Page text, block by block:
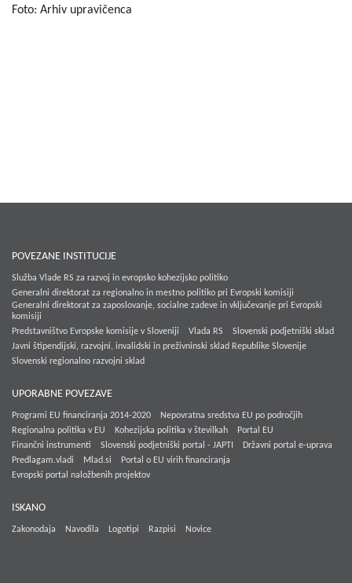
Foto: Arhiv upravičenca
POVEZANE INSTITUCIJE
Služba Vlade RS za razvoj in evropsko kohezijsko politiko
Generalni direktorat za regionalno in mestno politiko pri Evropski komisiji
Generalni direktorat za zaposlovanje, socialne zadeve in vključevanje pri Evropski
komisiji
Predstavništvo Evropske komisije v Sloveniji
Vlada RS
Slovenski podjetniški sklad
Javni štipendijski, razvojni, invalidski in preživninski sklad Republike Slovenije
Slovenski regionalno razvojni sklad
UPORABNE POVEZAVE
Programi EU financiranja 2014-2020
Nepovratna sredstva EU po področjih
Regionalna politika v EU
Kohezijska politika v številkah
Portal EU
Finančni instrumenti
Slovenski podjetniški portal - JAPTI
Državni portal e-uprava
Predlagam.vladi
Mlad.si
Portal o EU virih financiranja
Evropski portal naložbenih projektov
ISKANO
Zakonodaja Navodila Logotipi Razpisi Novice